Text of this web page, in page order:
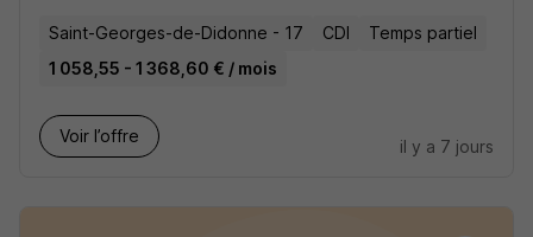
Saint-Georges-de-Didonne - 17 CDI
Temps partiel
1 058,55 - 1 368,60 € / mois
Voir l’offre
il y a 7 jours